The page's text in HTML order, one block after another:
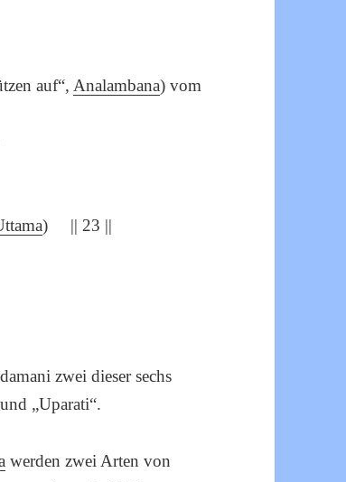
auf“, Analambana) vom
) || 23 ||
zwei dieser sechs
„Uparati“.
werden zwei Arten von